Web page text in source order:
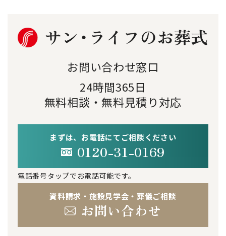
お問い合わせ窓口
24時間365日
無料相談・無料見積り対応
まずは、お電話にてご相談ください
0120-31-0169
電話番号タップでお電話可能です。
資料請求・施設見学会・葬儀ご相談
お問い合わせ